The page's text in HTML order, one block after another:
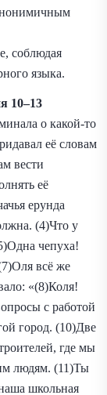
соблюдая
языка.
10–13
о какой-то
её словам
вести
её
ерунда
(4)Что у
чепуха!
всё же
«(8)Коля!
с работой
город. (10)Две
где мы
людям. (11)Ты
школьная